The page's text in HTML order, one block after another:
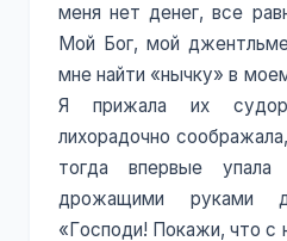
меня нет денег, все
Мой Бог, мой
мне найти «нычку» в
Я прижала их
лихорадочно
тогда впервые
дрожащими руками
«Господи! Покажи, что с